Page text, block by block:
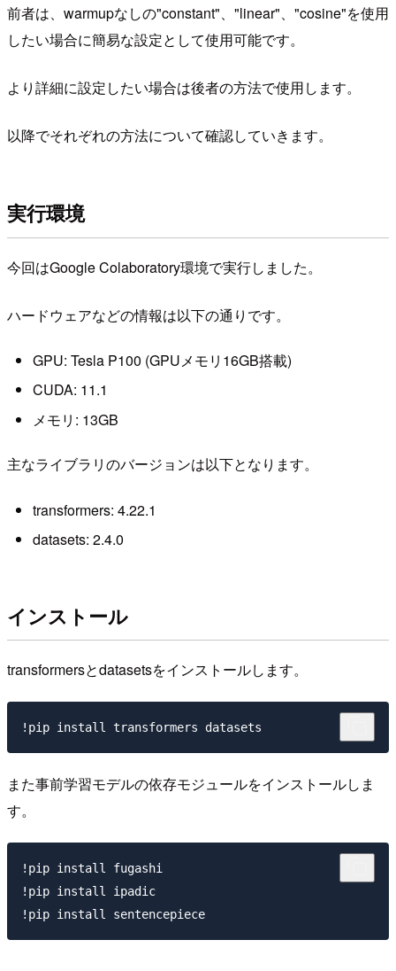
前者は、warmupなしの"constant"、"linear"、"cosine"を使用
したい場合に簡易な設定として使用可能です。
より詳細に設定したい場合は後者の方法で使用します。
以降でそれぞれの方法について確認していきます。
実行環境
今回はGoogle Colaboratory環境で実行しました。
ハードウェアなどの情報は以下の通りです。
GPU: Tesla P100 (GPUメモリ16GB搭載)
CUDA: 11.1
メモリ: 13GB
主なライブラリのバージョンは以下となります。
transformers: 4.22.1
datasets: 2.4.0
インストール
transformersとdatasetsをインストールします。
また事前学習モデルの依存モジュールをインストールしま
す。
!pip install fugashi
!pip install ipadic